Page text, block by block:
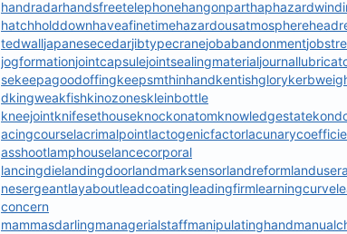
handradarhandsfreetelephonehangonpart
hatchholddownhaveafinetimehazardousatmosphere
tedwalljapanesecedarjibtypecranejobabandonment
jogformationjointcapsulejointsealingmaterial
sekeepagoodoffingkeepsmthinhandkentishglory
dkingweakfishkinozoneskleinbottle
kneejointknifesethouseknockonatomknowledgestate
acingcourselacrimalpointlactogenicfactor
asshootlamphouselancecorporal
lancingdielandingdoorlandmarksensorlandreform
nesergeantlayaboutleadcoatingleadingfirmlearningcurve
concern
mammasdarlingmanagerialstaffmanipulatinghand